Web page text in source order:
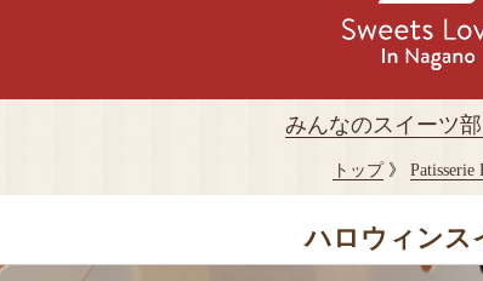
みんなのスイーツ部
トップ》
ハロウィンス